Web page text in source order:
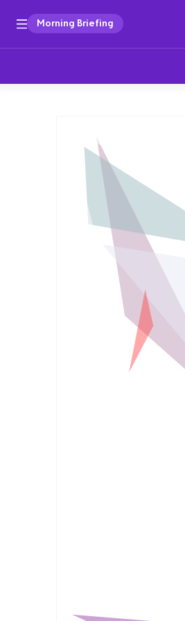
Morning Briefing